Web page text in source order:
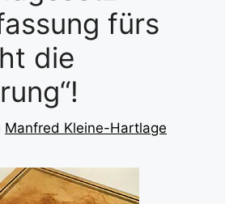
fürs
die
Manfred Kleine-Hartlage